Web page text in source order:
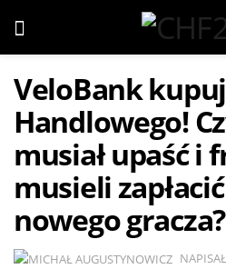
VeloBank
Handlowego!
musiał upaść i
musieli
nowego gracza?
NAPISAŁ